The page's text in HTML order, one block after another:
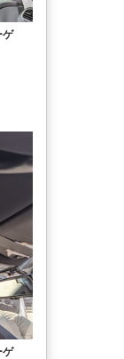
ゲ
ゲ